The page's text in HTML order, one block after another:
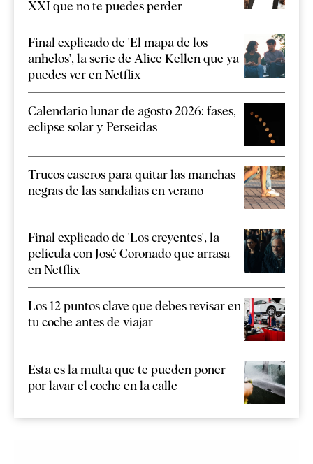
XXI que no te puedes perder
Final explicado de 'El mapa de los
anhelos', la serie de Alice Kellen que ya
puedes ver en Netflix
Calendario lunar de agosto 2026: fases,
eclipse solar y Perseidas
Trucos caseros para quitar las manchas
negras de las sandalias en verano
Final explicado de 'Los creyentes', la
película con José Coronado que arrasa
en Netflix
Los 12 puntos clave que debes revisar en
tu coche antes de viajar
Esta es la multa que te pueden poner
por lavar el coche en la calle